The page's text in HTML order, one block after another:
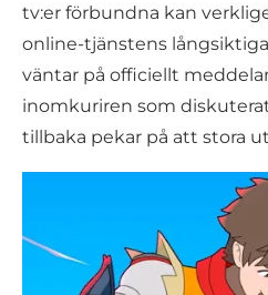
tv:er förbundna kan
online-tjänstens
väntar på officiellt
inomkuriren som
tillbaka pekar på att stora